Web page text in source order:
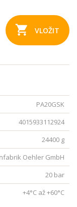
VLOŽIT
PA20GSK
4015933112924
24400 g
Oehler GmbH
20 bar
+4°C až +60°C